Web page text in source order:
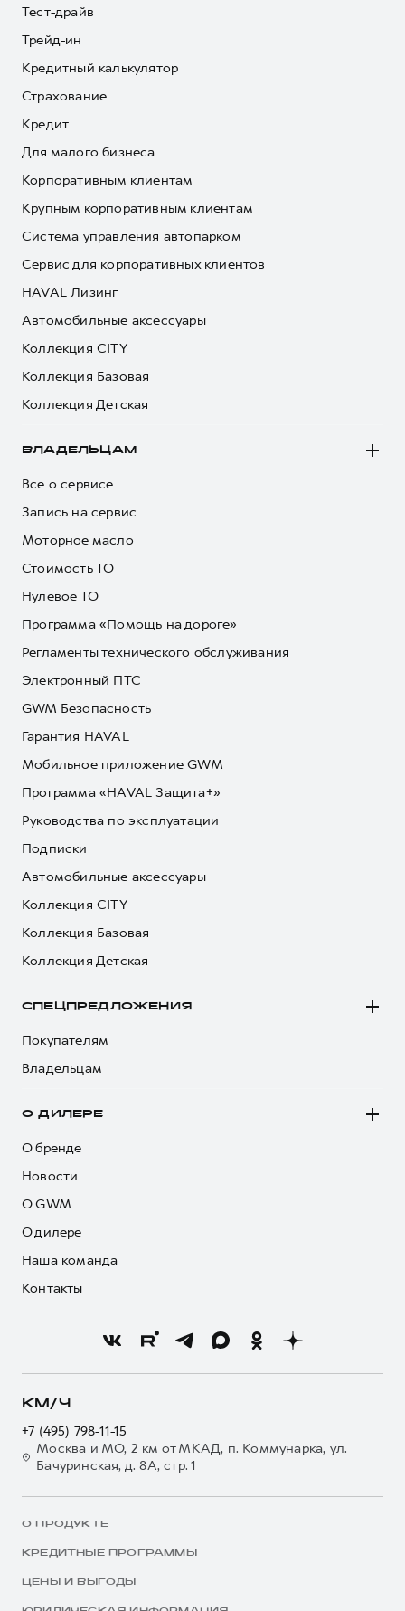
Тест-драйв
Трейд-ин
Кредитный калькулятор
Страхование
Кредит
Для малого бизнеса
Корпоративным клиентам
Крупным корпоративным клиентам
Система управления автопарком
Сервис для корпоративных клиентов
HAVAL Лизинг
Автомобильные аксессуары
Коллекция CITY
Коллекция Базовая
Коллекция Детская
ВЛАДЕЛЬЦАМ
Все о сервисе
Запись на сервис
Моторное масло
Стоимость ТО
Нулевое ТО
Программа «Помощь на дороге»
Регламенты технического обслуживания
Электронный ПТС
GWM Безопасность
Гарантия HAVAL
Мобильное приложение GWM
Программа «HAVAL Защита+»
Руководства по эксплуатации
Подписки
Автомобильные аксессуары
Коллекция CITY
Коллекция Базовая
Коллекция Детская
СПЕЦПРЕДЛОЖЕНИЯ
Покупателям
Владельцам
О ДИЛЕРЕ
О бренде
Новости
О GWM
О дилере
Наша команда
Контакты
КМ/Ч
+7 (495) 798-11-15
Москва и МО, 2 км от МКАД, п. Коммунарка, ул.
Бачуринская, д. 8А, стр. 1
О ПРОДУКТЕ
КРЕДИТНЫЕ ПРОГРАММЫ
ЦЕНЫ И ВЫГОДЫ